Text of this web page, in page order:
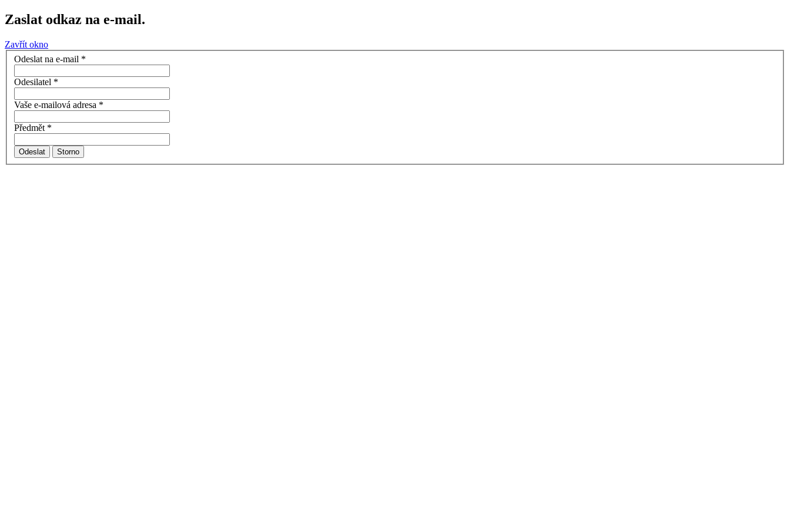
Zaslat odkaz na e-mail.
Zavřít okno
Odeslat na e-mail *
Odesilatel *
Vaše e-mailová adresa *
Předmět*
Odeslat Storno